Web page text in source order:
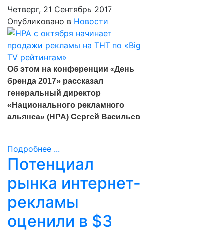
Четверг, 21 Сентябрь 2017
Опубликовано в Новости
Об этом на конференции «День
бренда 2017» рассказал
генеральный директор
«Национального рекламного
альянса» (НРА) Сергей Васильев
Подробнее ...
Потенциал
рынка интернет-
рекламы
оценили в $3